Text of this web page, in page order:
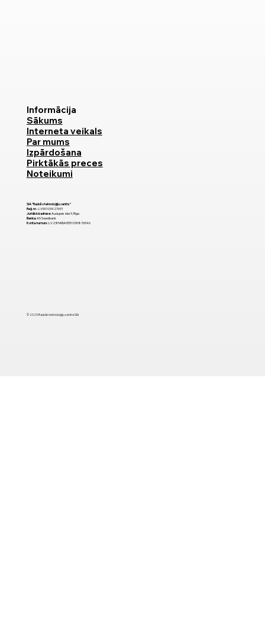
Informācija
Sākums
Interneta veikals
Par mums
Izpārdošana
Pirktākās preces
Noteikumi
SIA "Radošo tehnoloģiju centrs"
Reģ. nr.:LV50103427691
Juridiskā adrese:Audupes iela 9, Rīga
Banka:AS Swedbank
Konta numurs:LV23HABA0551030876546
© 2025 Radošo tehnoloģiju centrs SIA